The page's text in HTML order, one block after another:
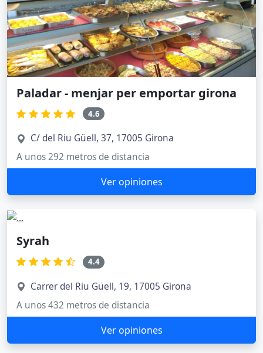
Paladar - menjar per emportar girona
4.6
C/ del Riu Güell, 37, 17005 Girona
A unos 292 metros de distancia
Ver opiniones
Syrah
4.4
Carrer del Riu Güell, 19, 17005 Girona
A unos 432 metros de distancia
Ver opiniones